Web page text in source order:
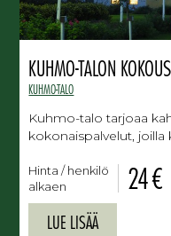
KUHMO-TALON
KUHMO-TALO
Kuhmo-talo tarjoaa
kokonaispalvelut,
Hinta / henkilö
alkaen
24 €
LUE LISÄÄ